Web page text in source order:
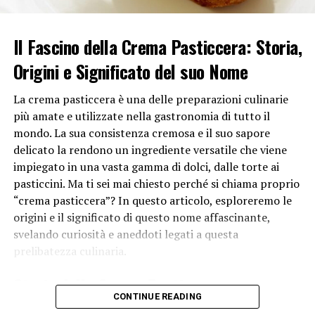
presentazione del piatto, contribuendo all’esperienza
Infine, la consistenza è strettamente legata alla cultura
gastronomica e alle preferenze personali. Diverse cucine
e tradizioni culinarie attribuiscono importanza a
consistenze diverse, creando un’ampia varietà di salse
che soddisfano le preferenze di una vasta gamma di
persone.
In sintesi, la consistenza in una salsa è fondamentale
poiché va oltre la semplice esperienza gustativa,
influenzando l’aspetto, la varietà sensoriale, la coesione
degli ingredienti, la praticità e la soddisfazione
complessiva del pasto. La cura e l’attenzione dedicate
RELATED TOPICS:
Il Fascino della Crema Pasticcera: Storia,
Origini e Significato del suo Nome
La crema pasticcera è una delle preparazioni culinarie
più amate e utilizzate nella gastronomia di tutto il
mondo. La sua consistenza cremosa e il suo sapore
delicato la rendono un ingrediente versatile che viene
impiegato in una vasta gamma di dolci, dalle torte ai
pasticcini. Ma ti sei mai chiesto perché si chiama proprio
“crema pasticcera”? In questo articolo, esploreremo le
origini e il significato di questo nome affascinante,
svelando curiosità e aneddoti legati a questa
prelibatezza culinaria.
Storia della Crema Pasticcera
CONTINUE READING